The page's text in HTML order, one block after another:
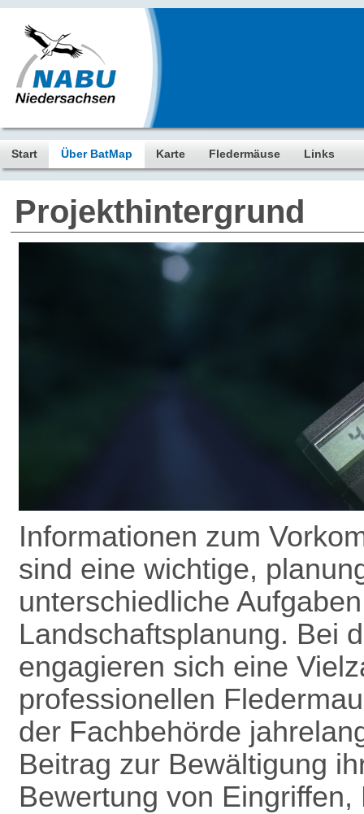
Start Über BatMap Karte Fledermäuse Links
Projekthintergrund
Informationen zum
sind eine wichtige,
unterschiedliche
Landschafts­planung. Bei
engagieren sich eine
professionellen
der Fachbehörde
Beitrag zur Bewältigung
Bewertung von